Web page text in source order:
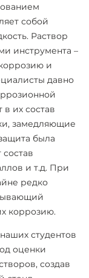
собой
Раствор
инструмента –
и
давно
в их состав
замедляющие
была
и т.д. При
редко
коррозию.
студентов
оценки
создав